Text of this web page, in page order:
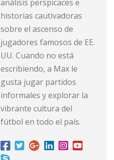
análisis perspicaces e
historias cautivadoras
sobre el ascenso de
jugadores famosos de EE.
UU. Cuando no está
escribiendo, a Max le
gusta jugar partidos
informales y explorar la
vibrante cultura del
fútbol en todo el país.